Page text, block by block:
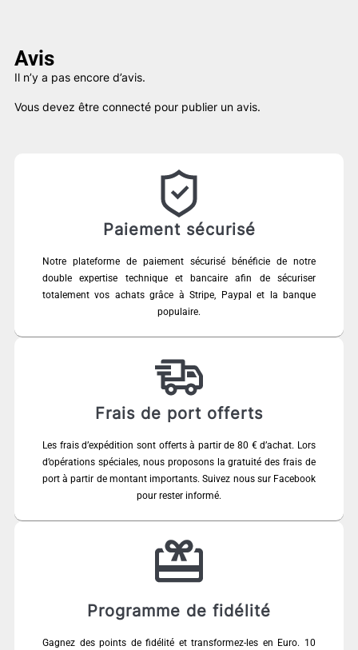
Avis
Il n’y a pas encore d’avis.
Vous devez être connecté pour publier un avis.
Paiement sécurisé
Notre plateforme de paiement sécurisé bénéficie de notre
double expertise technique et bancaire afin de sécuriser
totalement vos achats grâce à Stripe, Paypal et la banque
populaire.
Frais de port offerts
Les frais d’expédition sont offerts à partir de 80 € d’achat. Lors
d’opérations spéciales, nous proposons la gratuité des frais de
port à partir de montant importants. Suivez nous sur Facebook
pour rester informé.
Programme de fidélité
Gagnez des points de fidélité et transformez-les en Euro. 10